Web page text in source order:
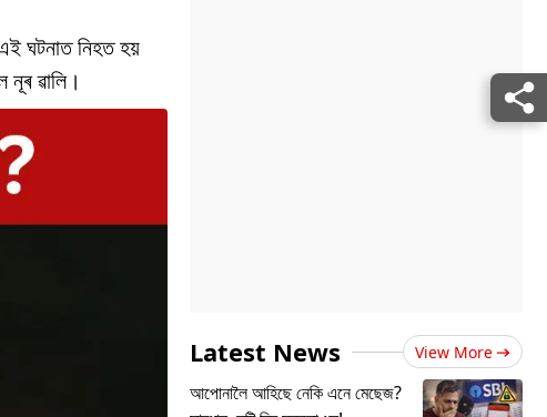
ঘটনাত নিহত হয়
ৱালি।
Latest News View More
আপোনালৈ আহিছে নেকি এনে মেছেজ?